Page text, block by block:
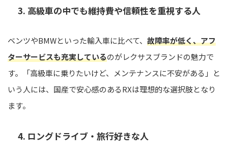
3. 高級車の中でも維持費や信頼性を重視する人
ベンツやBMWといった輸入車に比べて、 故障率が低く、アフ
ターサービスも充実しているのがレクサスブランドの魅力で
す。「高級車に乗りたいけど、メンテナンスに不安がある」と
いう人には、国産で安心感のあるRXは理想的な選択肢となり
ます。
4. ロングドライブ・旅行好きな人